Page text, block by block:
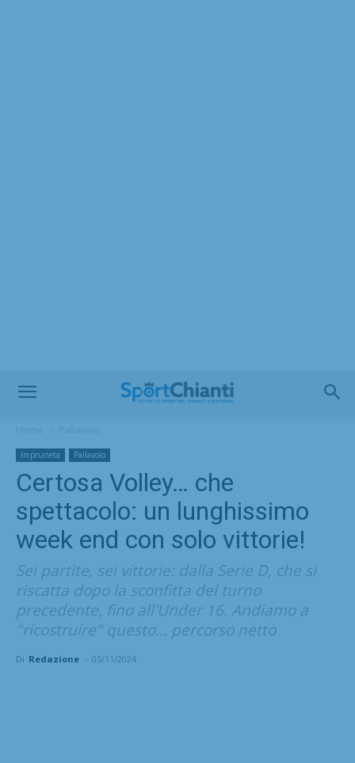
Impruneta Pallavolo
Certosa Volley… che
spettacolo: un lunghissimo
week end con solo vittorie!
Sei partite, sei vittorie: dalla Serie D, che si
riscatta dopo la sconfitta del turno
precedente, fino all'Under 16. Andiamo a
"ricostruire" questo... percorso netto
Di Redazione - 05/11/2024